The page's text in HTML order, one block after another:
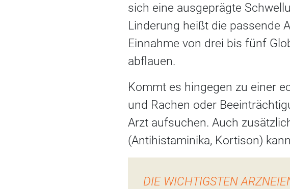
sich eine ausgeprägte
Linderung heißt die passende
Einnahme von drei bis fünf
abflauen.
Kommt es hingegen zu einer
und Rachen oder
Arzt aufsuchen. Auch
(Antihistaminika, Kortison)
DIE WICHTIGSTEN